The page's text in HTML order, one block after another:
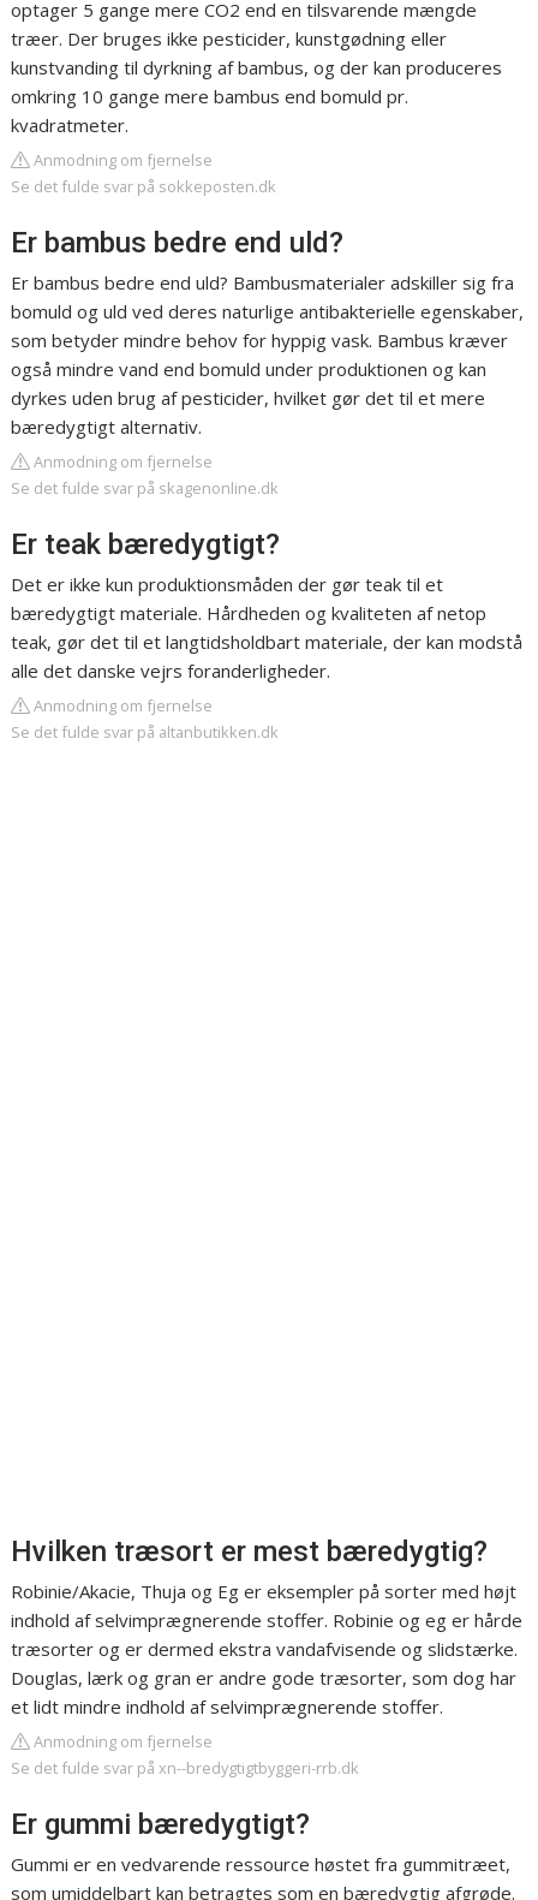
optager 5 gange mere CO2 end en tilsvarende mængde
træer. Der bruges ikke pesticider, kunstgødning eller
kunstvanding til dyrkning af bambus, og der kan produceres
omkring 10 gange mere bambus end bomuld pr.
kvadratmeter.
Anmodning om fjernelse
Se det fulde svar på sokkeposten.dk
Er bambus bedre end uld?
Er bambus bedre end uld? Bambusmaterialer adskiller sig fra
bomuld og uld ved deres naturlige antibakterielle egenskaber,
som betyder mindre behov for hyppig vask. Bambus kræver
også mindre vand end bomuld under produktionen og kan
dyrkes uden brug af pesticider, hvilket gør det til et mere
bæredygtigt alternativ.
Anmodning om fjernelse
Se det fulde svar på skagenonline.dk
Er teak bæredygtigt?
Det er ikke kun produktionsmåden der gør teak til et
bæredygtigt materiale. Hårdheden og kvaliteten af netop
teak, gør det til et langtidsholdbart materiale, der kan modstå
alle det danske vejrs foranderligheder.
Anmodning om fjernelse
Se det fulde svar på altanbutikken.dk
Hvilken træsort er mest bæredygtig?
Robinie/Akacie, Thuja og Eg er eksempler på sorter med højt
indhold af selvimprægnerende stoffer. Robinie og eg er hårde
træsorter og er dermed ekstra vandafvisende og slidstærke.
Douglas, lærk og gran er andre gode træsorter, som dog har
et lidt mindre indhold af selvimprægnerende stoffer.
Anmodning om fjernelse
Se det fulde svar på xn--bredygtigtbyggeri-rrb.dk
Er gummi bæredygtigt?
Gummi er en vedvarende ressource høstet fra gummitræet,
som umiddelbart kan betragtes som en bæredygtig afgrøde.